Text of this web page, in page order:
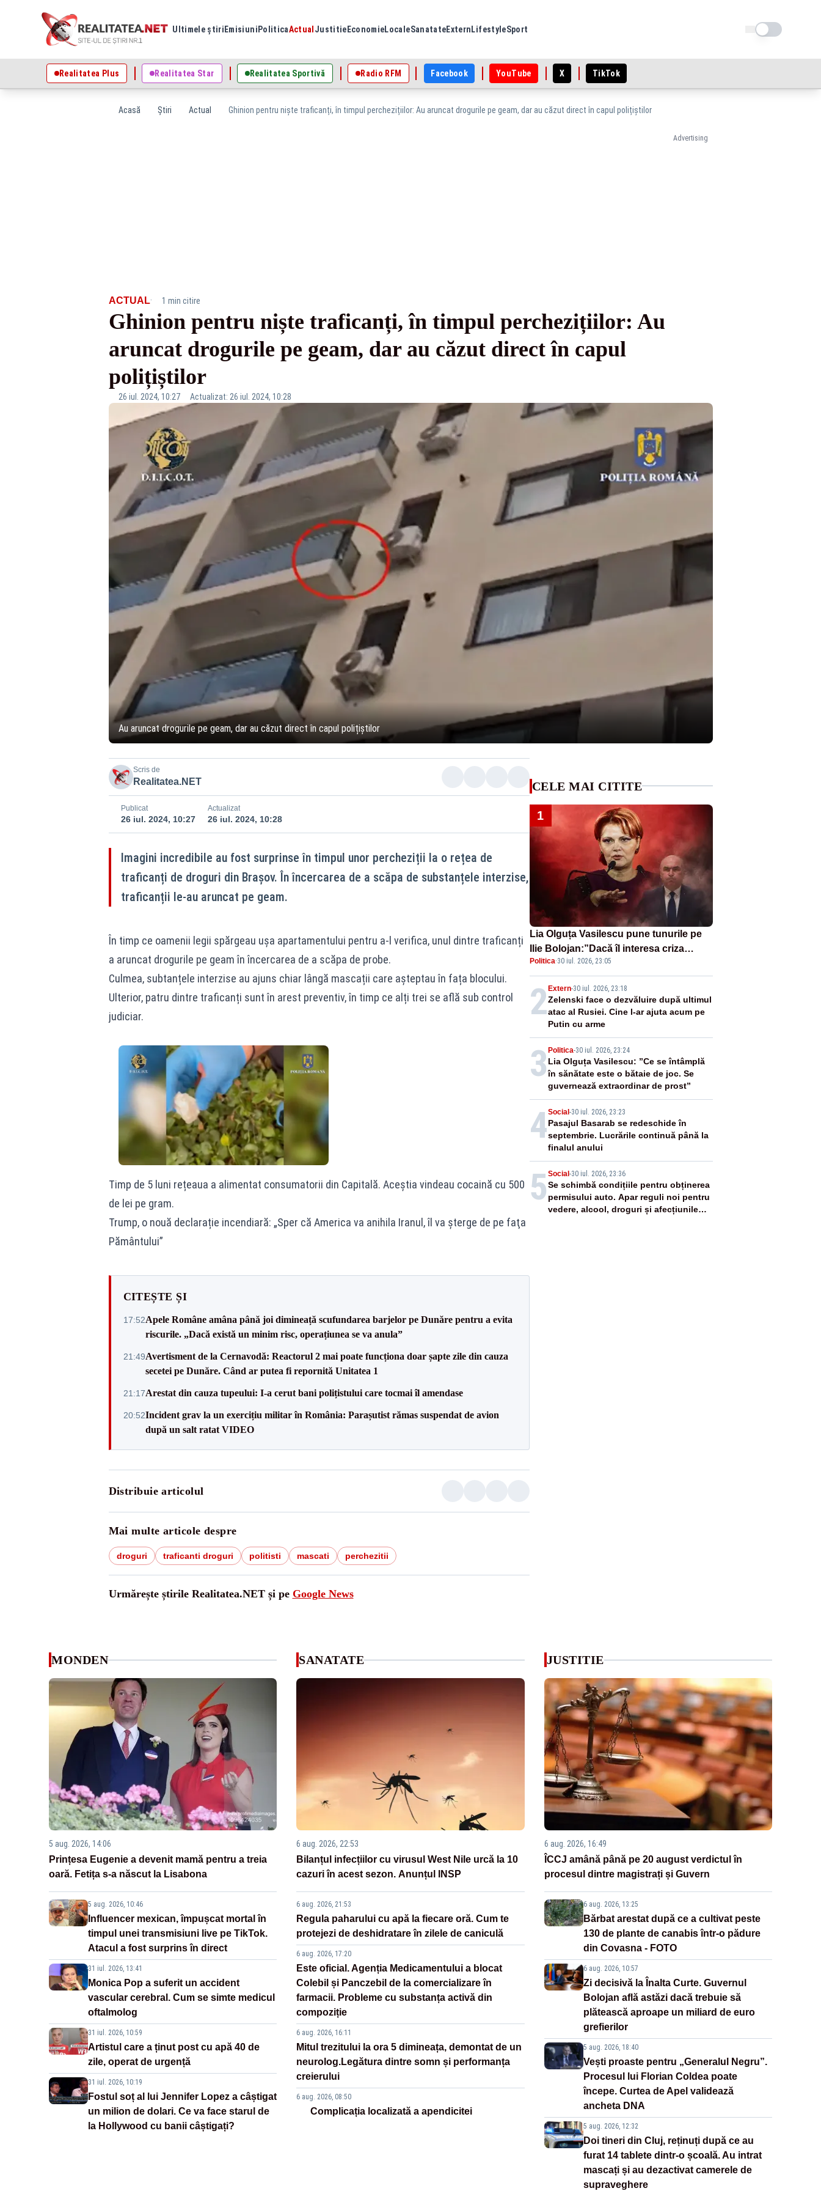
Ultimele știri Emisiuni PoliticaActual Justitie EconomieLocaleSanatateExtern LifestyleSport Schimba tema
Realitatea Plus Realitatea Star Realitatea Sportivă Radio RFM Facebook YouTube X TikTok
Acasă Știri Actual Ghinion pentru niște traficanți, în timpul perchezițiilor: Au aruncat drogurile pe geam, dar au căzut direct în capul polițiștilor
Advertising
ACTUAL· 1 min citire
Ghinion pentru niște traficanți, în timpul perchezițiilor: Au
aruncat drogurile pe geam, dar au căzut direct în capul
polițiștilor
26 iul. 2024, 10:27 Actualizat: 26 iul. 2024, 10:28
Au aruncat drogurile pe geam, dar au căzut direct în capul polițiștilor
Scris de
Realitatea.NET
Publicat
26 iul. 2024, 10:27
Actualizat
26 iul. 2024, 10:28
Imagini incredibile au fost surprinse în timpul unor percheziții la o rețea de
traficanți de droguri din Brașov. În încercarea de a scăpa de substanțele interzise,
traficanții le-au aruncat pe geam.
În timp ce oamenii legii spărgeau ușa apartamentului pentru a-l verifica, unul dintre traficanți
a aruncat drogurile pe geam în încercarea de a scăpa de probe.
Culmea, subtanțele interzise au ajuns chiar lângă mascații care așteptau în fața blocului.
Ulterior, patru dintre traficanți sunt în arest preventiv, în timp ce alți trei se află sub control
judiciar.
Timp de 5 luni rețeaua a alimentat consumatorii din Capitală. Aceștia vindeau cocaină cu 500
de lei pe gram.
Trump, o nouă declarație incendiară: „Sper că America va anihila Iranul, îl va şterge de pe faţa
Pământului”
CITEȘTE ȘI
17:52Apele Române amâna până joi dimineață scufundarea barjelor pe Dunăre pentru a evita
riscurile. „Dacă există un minim risc, operațiunea se va anula”
21:49Avertisment de la Cernavodă: Reactorul 2 mai poate funcționa doar șapte zile din cauza
secetei pe Dunăre. Când ar putea fi repornită Unitatea 1
21:17Arestat din cauza tupeului: I-a cerut bani polițistului care tocmai îl amendase
20:52Incident grav la un exercițiu militar în România: Parașutist rămas suspendat de avion
după un salt ratat VIDEO
Distribuie articolul
Mai multe articole despre
droguri traficanti droguri politisti mascati perchezitii
Urmărește știrile Realitatea.NET și pe Google News
CELE MAI CITITE
1
Lia Olguța Vasilescu pune tunurile pe
Ilie Bolojan:”Dacă îl interesa criza
fermierilor pleca din funcție”
Politica·30 iul. 2026, 23:05
2Extern-30 iul. 2026, 23:18
Zelenski face o dezvăluire după ultimul
atac al Rusiei. Cine l-ar ajuta acum pe
Putin cu arme
3 Politica-30 iul. 2026, 23:24
Lia Olguța Vasilescu: ”Ce se întâmplă
în sănătate este o bătaie de joc. Se
guvernează extraordinar de prost”
4Social-30 iul. 2026, 23:23
Pasajul Basarab se redeschide în
septembrie. Lucrările continuă până la
finalul anului
5 Social-30 iul. 2026, 23:36
Se schimbă condițiile pentru obținerea
permisului auto. Apar reguli noi pentru
vedere, alcool, droguri și afecțiunile
MONDEN
5 aug. 2026, 14:06
Prințesa Eugenie a devenit mamă pentru a treia
oară. Fetița s-a născut la Lisabona
5 aug. 2026, 10:46
Influencer mexican, împușcat mortal în
timpul unei transmisiuni live pe TikTok.
Atacul a fost surprins în direct
31 iul. 2026, 13:41
Monica Pop a suferit un accident
vascular cerebral. Cum se simte medicul
oftalmolog
31 iul. 2026, 10:59
Artistul care a ținut post cu apă 40 de
zile, operat de urgență
31 iul. 2026, 10:19
Fostul soț al lui Jennifer Lopez a câștigat
un milion de dolari. Ce va face starul de
la Hollywood cu banii câștigați?
SANATATE
6 aug. 2026, 22:53
Bilanțul infecțiilor cu virusul West Nile urcă la 10
cazuri în acest sezon. Anunțul INSP
6 aug. 2026, 21:53
Regula paharului cu apă la fiecare oră. Cum te
protejezi de deshidratare în zilele de caniculă
6 aug. 2026, 17:20
Este oficial. Agenția Medicamentului a blocat
Colebil și Panczebil de la comercializare în
farmacii. Probleme cu substanța activă din
compoziție
6 aug. 2026, 16:11
Mitul trezitului la ora 5 dimineața, demontat de un
neurolog.Legătura dintre somn și performanța
creierului
6 aug. 2026, 08:50
Complicația localizată a apendicitei
JUSTITIE
6 aug. 2026, 16:49
ÎCCJ amână până pe 20 august verdictul în
procesul dintre magistrați și Guvern
6 aug. 2026, 13:25
Bărbat arestat după ce a cultivat peste
130 de plante de canabis într-o pădure
din Covasna - FOTO
6 aug. 2026, 10:57
Zi decisivă la Înalta Curte. Guvernul
Bolojan află astăzi dacă trebuie să
plătească aproape un miliard de euro
grefierilor
5 aug. 2026, 18:40
Vești proaste pentru „Generalul Negru”.
Procesul lui Florian Coldea poate
începe. Curtea de Apel validează
ancheta DNA
5 aug. 2026, 12:32
Doi tineri din Cluj, reținuți după ce au
furat 14 tablete dintr-o școală. Au intrat
mascați și au dezactivat camerele de
supraveghere